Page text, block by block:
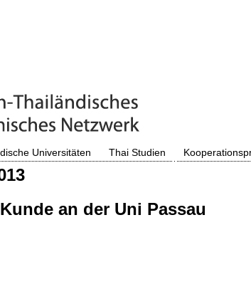
Universitäten Thai Studien
an der Uni Passau